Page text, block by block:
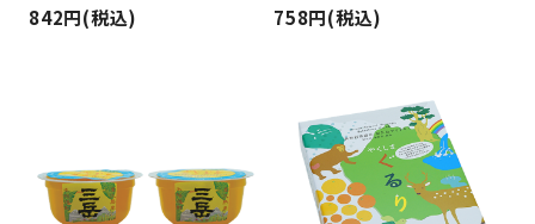
842円(税込) 758円(税込)